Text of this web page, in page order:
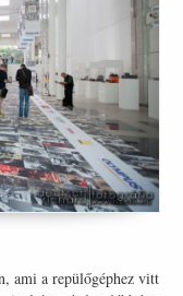
ami a repülőgéphez vitt